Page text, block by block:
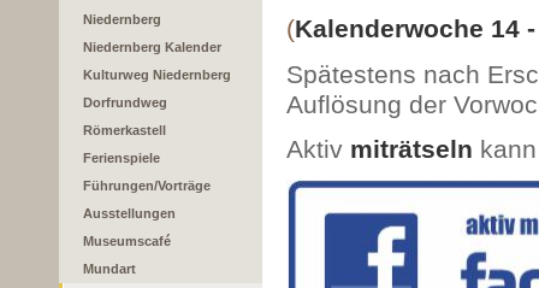
Niedernberg
Niedernberg Kalender
Kulturweg Niedernberg
Dorfrundweg
Römerkastell
Ferienspiele
Führungen/Vorträge
Ausstellungen
Museumscafé
Mundart
(Kalenderwoche 14
Spätestens nach
Auflösung der
Aktiv miträtseln